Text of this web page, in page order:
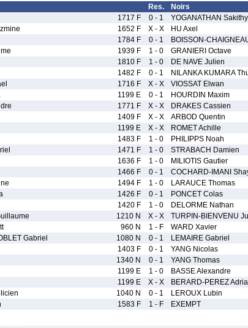
Res. Noirs
1717 F 0 - 1 YOGANATHAN
1652 F X - X HU Axel
1784 F 0 - 1 BOISSON-
1939 F 1 - 0 GRANIERI Octave
1810 F 1 - 0 DE NAVE Julien
1482 F 0 - 1 NILANKA KUMARA
1716 F X - X VIOSSAT Elwan
1199 E 0 - 1 HOURDIN Maxim
1771 F X - X DRAKES Cassien
1409 F X - X ARBOD Quentin
1199 E X - X ROMET Achille
1483 F 1 - 0 PHILIPPS Noah
1471 F 1 - 0 STRABACH Damien
1636 F 1 - 0 MILIOTIS Gautier
1466 F 0 - 1 COCHARD-IMANI
1494 F 1 - 0 LARAUCE Thomas
1426 F 0 - 1 PONCET Colas
1420 F 1 - 0 DELORME Nathan
1210 N X - X TURPIN-BIENVENU
960 N 1 - F WARD Xavier
Gabriel 1080 N 0 - 1 LEMAIRE Gabriel
1403 F 0 - 1 YANG Nicolas
1340 N 0 - 1 YANG Thomas
1199 E 1 - 0 BASSE Alexandre
1199 E X - X BERARD-PEREZ
1040 N 0 - 1 LEROUX Lubin
1583 F 1 - F EXEMPT